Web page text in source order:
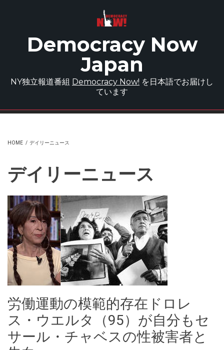
Democracy Now
Japan
NY独立報道番組 Democracy Now! を日本語でお届けし
ています
HOME / デイリーニュース
デイリーニュース
労働運動の模範的存在ドロレ
ス・ウエルタ（95）が自分もセ
サール・チャベスの性被害者と